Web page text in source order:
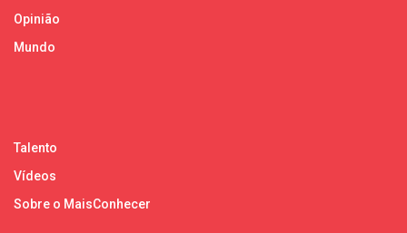
Opinião
Mundo
Talento
Vídeos
Sobre o MaisConhecer